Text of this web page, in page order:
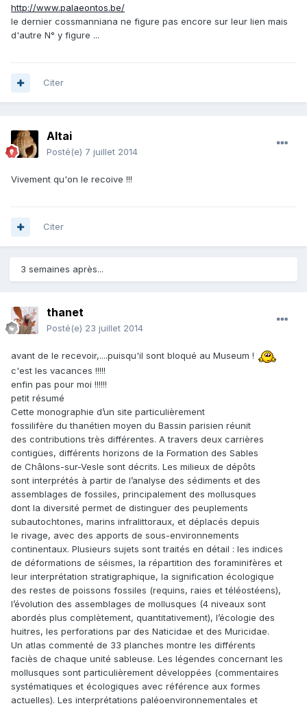
http://www.palaeontos.be/
le dernier cossmanniana ne figure pas encore sur leur lien mais
d'autre N° y figure ...
Citer
Altai
Posté(e) 7 juillet 2014
Vivement qu'on le recoive !!!
Citer
3 semaines après...
thanet
Posté(e) 23 juillet 2014
avant de le recevoir,....puisqu'il sont bloqué au Museum !
c'est les vacances !!!!!
enfin pas pour moi !!!!!!
petit résumé
Cette monographie d’un site particulièrement
fossilifère du thanétien moyen du Bassin parisien réunit
des contributions très différentes. A travers deux carrières
contigües, différents horizons de la Formation des Sables
de Châlons-sur-Vesle sont décrits. Les milieux de dépôts
sont interprétés à partir de l’analyse des sédiments et des
assemblages de fossiles, principalement des mollusques
dont la diversité permet de distinguer des peuplements
subautochtones, marins infralittoraux, et déplacés depuis
le rivage, avec des apports de sous-environnements
continentaux. Plusieurs sujets sont traités en détail : les indices
de déformations de séismes, la répartition des foraminifères et
leur interprétation stratigraphique, la signification écologique
des restes de poissons fossiles (requins, raies et téléostéens),
l’évolution des assemblages de mollusques (4 niveaux sont
abordés plus complètement, quantitativement), l’écologie des
huitres, les perforations par des Naticidae et des Muricidae.
Un atlas commenté de 33 planches montre les différents
faciès de chaque unité sableuse. Les légendes concernant les
mollusques sont particulièrement développées (commentaires
systématiques et écologiques avec référence aux formes
actuelles). Les interprétations paléoenvironnementales et